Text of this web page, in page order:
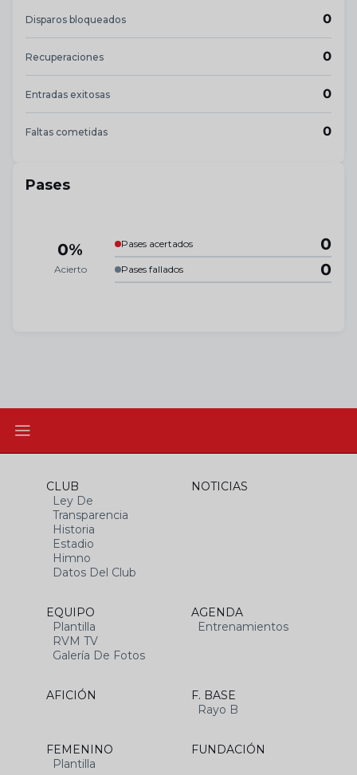
Disparos bloqueados 0
Recuperaciones 0
Entradas exitosas 0
Faltas cometidas 0
Pases
0%
Acierto
Pases acertados 0
Pases fallados 0
CLUB
Ley De
Transparencia
Historia
Estadio
Himno
Datos Del Club
NOTICIAS
EQUIPO
Plantilla
RVM TV
Galería De Fotos
AGENDA
Entrenamientos
AFICIÓN
F. BASE
Rayo B
FEMENINO
Plantilla
FUNDACIÓN